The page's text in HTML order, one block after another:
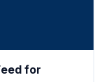
for